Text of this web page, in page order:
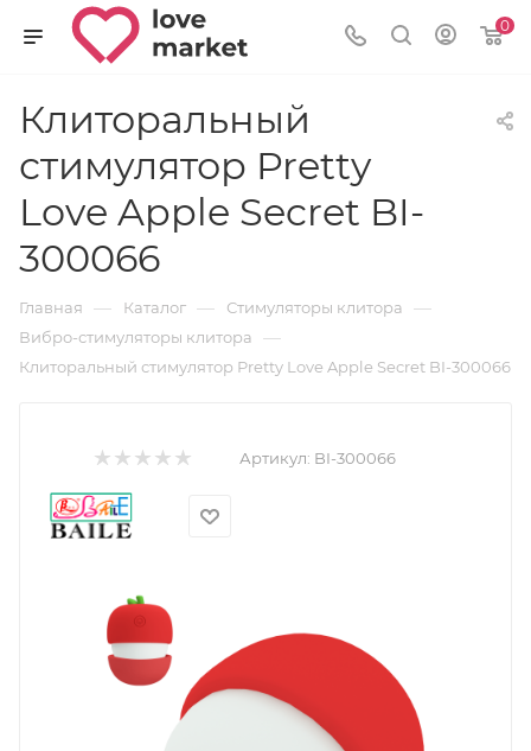
0
Клиторальный
стимулятор Pretty
Love Apple Secret BI-
300066
Главная — Каталог — Стимуляторы клитора —
Вибро-стимуляторы клитора —
Клиторальный стимулятор Pretty Love Apple Secret BI-300066
Артикул: BI-300066